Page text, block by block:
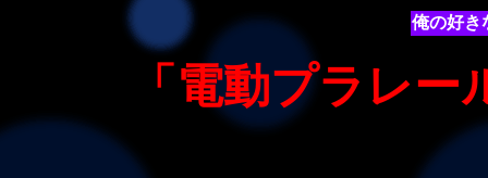
俺の好き
「電動プラレ